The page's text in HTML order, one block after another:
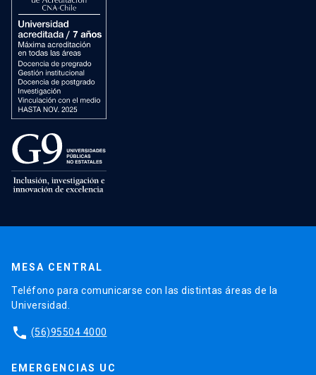
MESA CENTRAL
Teléfono para comunicarse con las distintas áreas de la
Universidad.
phone (56)95504 4000
EMERGENCIAS UC